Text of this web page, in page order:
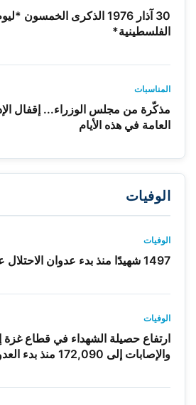
30 آذار 1976 الذكرى الخمسون
الفلسطينية*
المناسبات
مذكّرة من مجلس الوزراء... إقفال
العامة في هذه الأيام
الوفيات
الوفيات
1497 شهيدًا منذ بدء عدوان الاحتلال على لبنان
الوفيات
والإصابات إلى 172,090 منذ بدء العدوان